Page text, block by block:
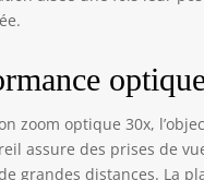
zoom optique 30x,
assure des prises de
grandes distances. La